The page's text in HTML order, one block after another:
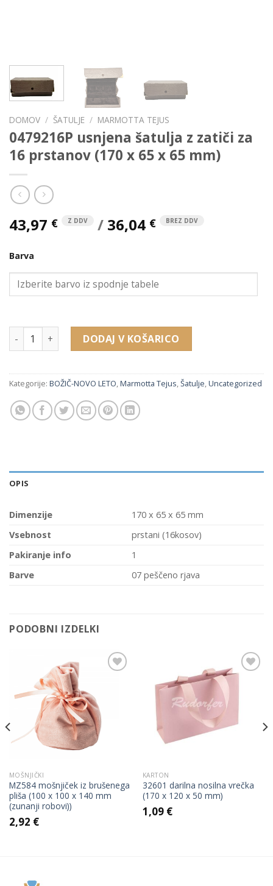
DOMOV / ŠATULJE / MARMOTTA TEJUS
0479216P usnjena šatulja z zatiči za
16 prstanov (170 x 65 x 65 mm)
43,97 € Z DDV / 36,04 € BREZ DDV
Barva
0479216P usnjena šatulja z zatiči za 16 prstanov (170 x 65 x
DODAJ V KOŠARICO
Kategorije: BOŽIČ-NOVO LETO,Marmotta Tejus,Šatulje,Uncategorized
OPIS
Dimenzije
170 x 65 x 65 mm
Vsebnost
prstani (16kosov)
Pakiranje info
1
Barve
07 peščeno rjava
PODOBNI IZDELKI
Wishlist
MOŠNJIČKI
MZ584 mošnjiček iz brušenega
pliša (100 x 100 x 140 mm
(zunanji robovi))
2,92 €
KARTON
32601 darilna nosilna vrečka
(170 x 120 x 50 mm)
1,09 €